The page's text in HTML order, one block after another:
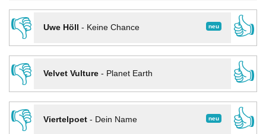
👎
neu
Uwe Höll - Keine Chance
👍
👎
Velvet Vulture- Planet Earth
👍
👎
neu
Viertelpoet- Dein Name
👍